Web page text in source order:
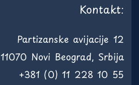
Kontakt:
Partizanske avijacije 12
11070 Novi Beograd, Srbija
+381 (0) 11 228 10 55